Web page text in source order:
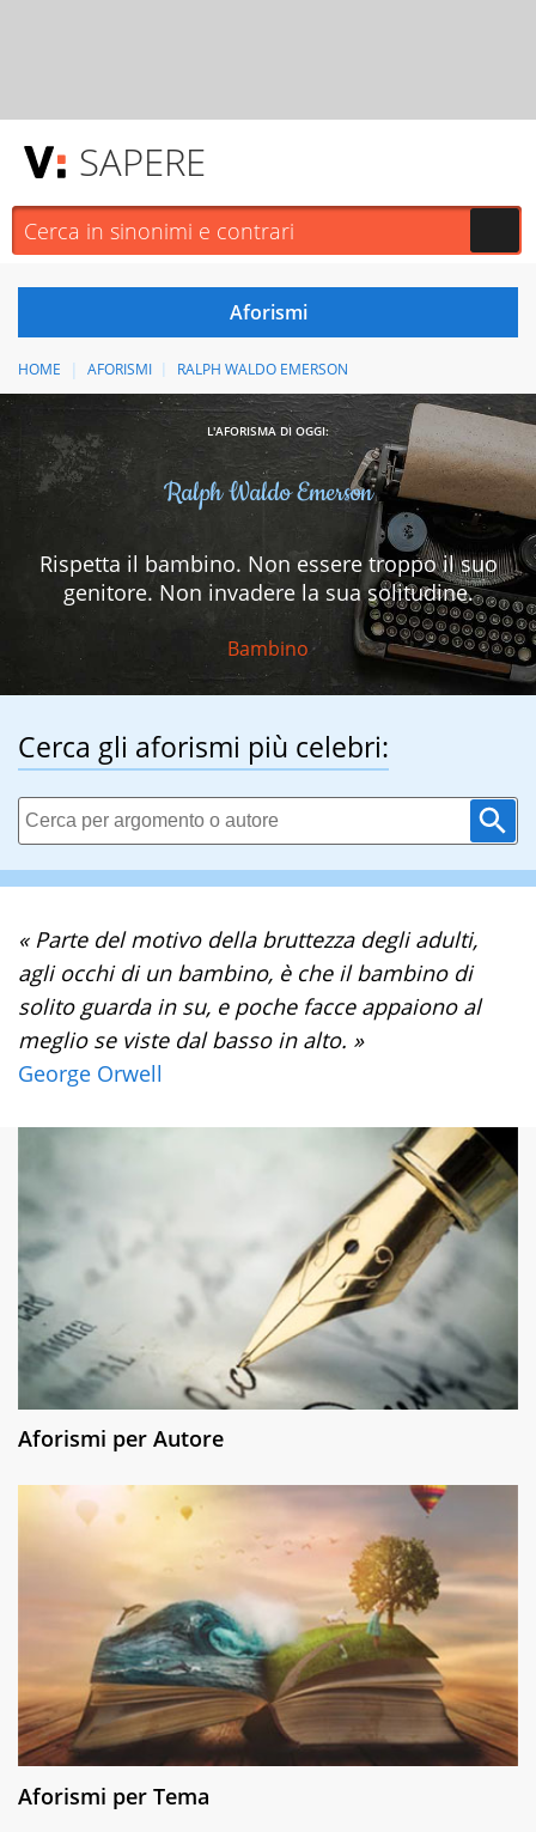
SAPERE
HOME AFORISMI RALPH WALDO EMERSON
L'AFORISMA DI OGGI:
Ralph Waldo Emerson
Rispetta il bambino. Non essere troppo il suo
genitore. Non invadere la sua solitudine.
Bambino
Cerca gli aforismi più celebri:
« Parte del motivo della bruttezza degli adulti,
agli occhi di un bambino, è che il bambino di
solito guarda in su, e poche facce appaiono al
meglio se viste dal basso in alto. »
George Orwell
Aforismi per Autore
Aforismi per Tema